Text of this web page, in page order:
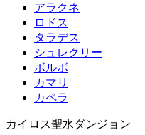
アラクネ
ロドス
タラデス
シュレクリー
ボルボ
カマリ
カペラ
カイロス聖水ダンジョン